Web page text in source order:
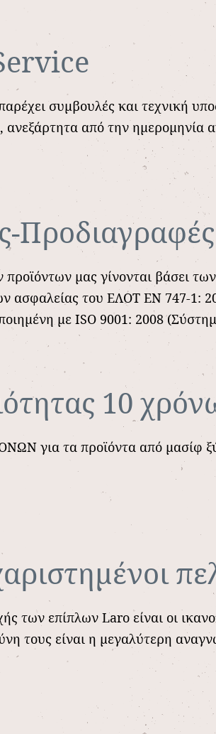
συμβουλές και τεχνική
από την ημερομηνία
Προδιαγραφές
μας γίνονται βάσει
ασφαλείας του ΕΛΟΤ ΕΝ 747-1:
με ISO 9001: 2008
10
για τα προϊόντα από μασίφ
των επίπλων Laro είναι οι
τους είναι η μεγαλύτερη